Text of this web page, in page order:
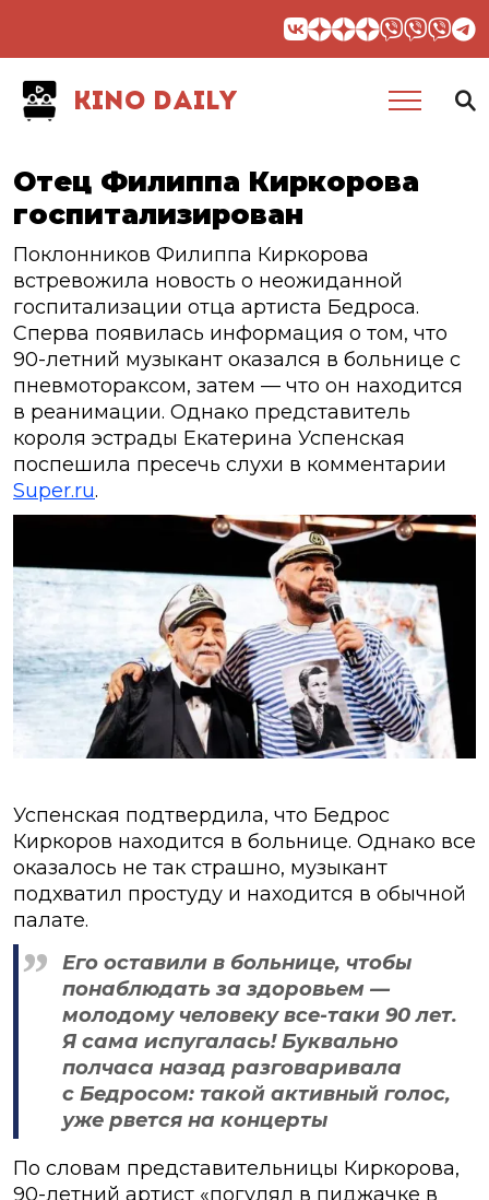
KINO DAILY
Отец Филиппа Киркорова
госпитализирован
Поклонников Филиппа Киркорова
встревожила новость о неожиданной
госпитализации отца артиста Бедроса.
Сперва появилась информация о том, что
90-летний музыкант оказался в больнице с
пневмотораксом, затем — что он находится
в реанимации. Однако представитель
короля эстрады Екатерина Успенская
поспешила пресечь слухи в комментарии
Super.ru.
Успенская подтвердила, что Бедрос
Киркоров находится в больнице. Однако все
оказалось не так страшно, музыкант
подхватил простуду и находится в обычной
палате.
Его оставили в больнице, чтобы
понаблюдать за здоровьем —
молодому человеку все-таки 90 лет.
Я сама испугалась! Буквально
полчаса назад разговаривала
с Бедросом: такой активный голос,
уже рвется на концерты
По словам представительницы Киркорова,
90-летний артист «погулял в пиджачке в